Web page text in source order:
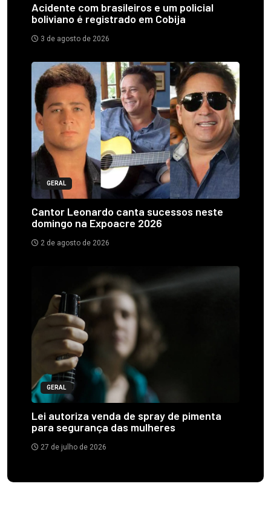
Acidente com brasileiros e um policial
boliviano é registrado em Cobija
3 de agosto de 2026
GERAL
Cantor Leonardo canta sucessos neste
domingo na Expoacre 2026
2 de agosto de 2026
GERAL
Lei autoriza venda de spray de pimenta
para segurança das mulheres
27 de julho de 2026